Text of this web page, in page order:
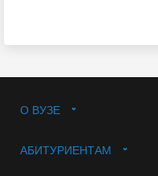
О ВУЗЕ
АБИТУРИЕНТАМ